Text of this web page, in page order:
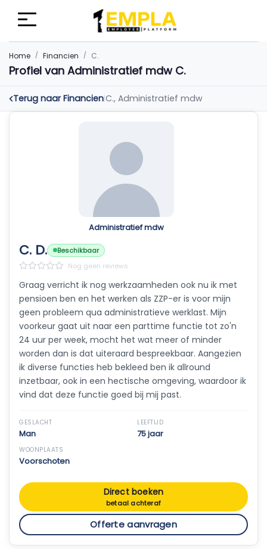
Home Financien C.
Profiel van Administratief mdw C.
Terug naar Financien|C., Administratief mdw
Administratief mdw
C. D.
Beschikbaar
Nog geen reviews
Graag verricht ik nog werkzaamheden ook nu ik met
pensioen ben en het werken als ZZP-er is voor mijn
geen probleem qua administratieve werklast. Mijn
voorkeur gaat uit naar een parttime functie tot zo'n
24 uur per week, mocht het wat meer of minder
worden dan is dat uiteraard bespreekbaar. Aangezien
ik diverse functies heb bekleed ben ik allround
inzetbaar, ook in een hectische omgeving, waardoor ik
vind dat deze functie goed bij mij past.
GESLACHT
Man
LEEFTIJD
75 jaar
WOONPLAATS
Voorschoten
Direct boeken
betaal achteraf
Offerte aanvragen